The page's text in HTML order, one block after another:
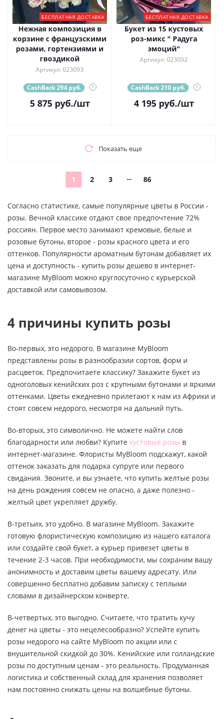
БЕСПЛАТНАЯ ДОСТАВКА
Нежная композиция в
корзине с французскими
розами, гортензиями и
гвоздикой
Артикул: 023093
CashBack 294 руб. ?
5 875руб./шт
БЕСПЛАТНАЯ ДОСТАВКА
Букет из 15 кустовых
роз-микс " Радуга
эмоций"
Артикул: 023092
CashBack 210 руб. ?
4 195руб./шт
Показать еще
1 2 3 86
Согласно статистике, самые популярные цветы в России -
розы. Вечной классике отдают свое предпочтение 72%
россиян. Первое место занимают кремовые, белые и
розовые бутоны, второе - розы красного цвета и его
оттенков. Популярности ароматным бутонам добавляет их
цена и доступность - купить розы дешево в интернет-
магазине MyBloom можно круглосуточно с курьерской
доставкой или самовывозом.
4 причины купить розы
Во-первых, это недорого. В магазине MyBloom
представлены розы в разнообразии сортов, форм и
расцветок. Предпочитаете классику? Закажите букет из
одноголовых кенийских роз с крупными бутонами и яркими
оттенками. Цветы ежедневно прилетают к нам из Африки и
стоят совсем недорого, несмотря на дальний путь.
Во-вторых, это символично. Не можете найти слов
благодарности или любви? Купите кустовые розы в
интернет-магазине. Флористы MyBloom подскажут, какой
оттенок заказать для подарка супруге или первого
свидания. Звоните, и вы узнаете, что купить желтые розы
на день рождения совсем не опасно, а даже полезно -
желтый цвет укрепляет дружбу.
В-третьих, это удобно. В магазине MyBloom. Закажите
готовую флористическую композицию из нашего каталога
или создайте свой букет, а курьер привезет цветы в
течение 2-3 часов. При необходимости, мы сохраним вашу
анонимность и доставим цветы вашему адресату. Или
совершенно бесплатно добавим записку с теплыми
словами в дизайнерском конверте.
В-четвертых, это выгодно. Считаете, что тратить кучу
денег на цветы - это нецелесообразно? Успейте купить
розы недорого на сайте MyBloom по акции или с
внушительной скидкой до 30%. Кенийские или голландские
розы по доступным ценам - это реальность. Продуманная
логистика и собственный склад для хранения позволяет
нам постоянно снижать цены на волшебные бутоны.